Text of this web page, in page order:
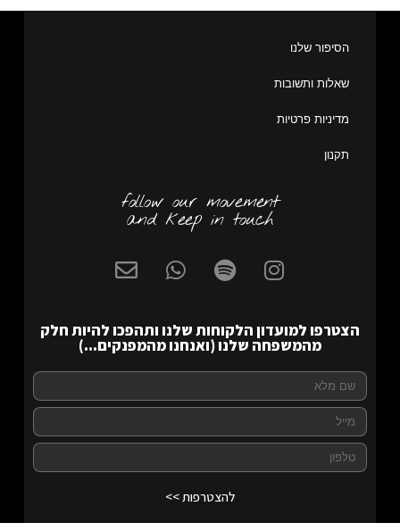
הסיפור שלנו
שאלות ותשובות
מדיניות פרטיות
תקנון
follow our movement
and keep in touch
הצטרפו למועדון הלקוחות שלנו ותהפכו להיות חלק
מהמשפחה שלנו (ואנחנו מהמפנקים...)
להצטרפות >>